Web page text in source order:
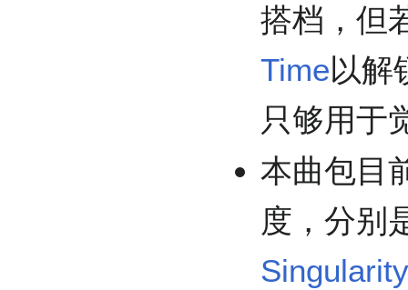
搭档，但
Time以解
只够用于
本曲包目
度，分别